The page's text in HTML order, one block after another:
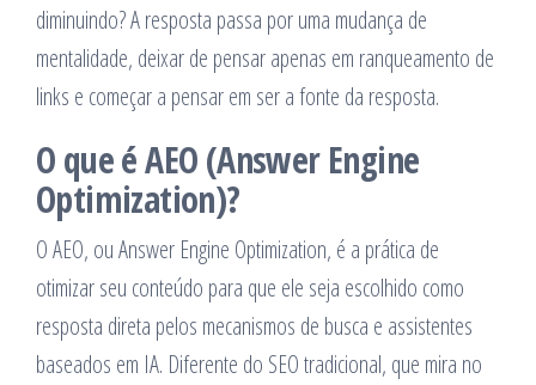
diminuindo? A resposta passa por uma mudança de
mentalidade, deixar de pensar apenas em ranqueamento de
links e começar a pensar em ser a fonte da resposta.
O que é AEO (Answer Engine
Optimization)?
O AEO, ou Answer Engine Optimization, é a prática de
otimizar seu conteúdo para que ele seja escolhido como
resposta direta pelos mecanismos de busca e assistentes
baseados em IA. Diferente do SEO tradicional, que mira no